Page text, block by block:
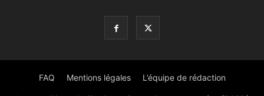
FAQ Mentions légales L’équipe de rédaction